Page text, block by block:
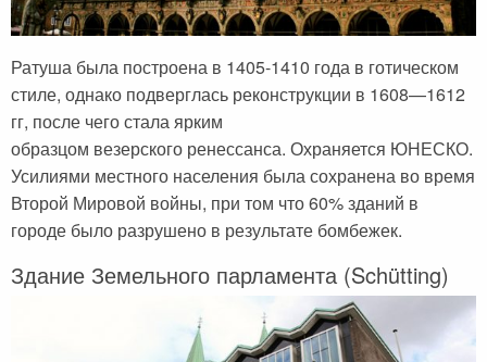
Мальдивские острова
Занзибар
Дубай
Шри-Ланка
Мексика
Кипр
Тунис
Польша
Турция
Тунис
Украина
Франция
Хорватия
Черногория
Ратуша была построена в 1405-1410 года в готическом
стиле, однако подверглась реконструкции в 1608—1612
гг, после чего стала ярким
образцом везерского ренессанса. Охраняется ЮНЕСКО.
Усилиями местного населения была сохранена во время
Второй Мировой войны, при том что 60% зданий в
городе было разрушено в результате бомбежек.
Здание Земельного парламента (Schütting)